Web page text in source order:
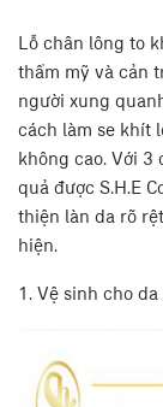
Lỗ chân lông to
thẩm mỹ và cản
người xung
cách làm se khít
không cao. Với 3
quả được S.H.E
thiện làn da rõ
hiện.
1. Vệ sinh cho da